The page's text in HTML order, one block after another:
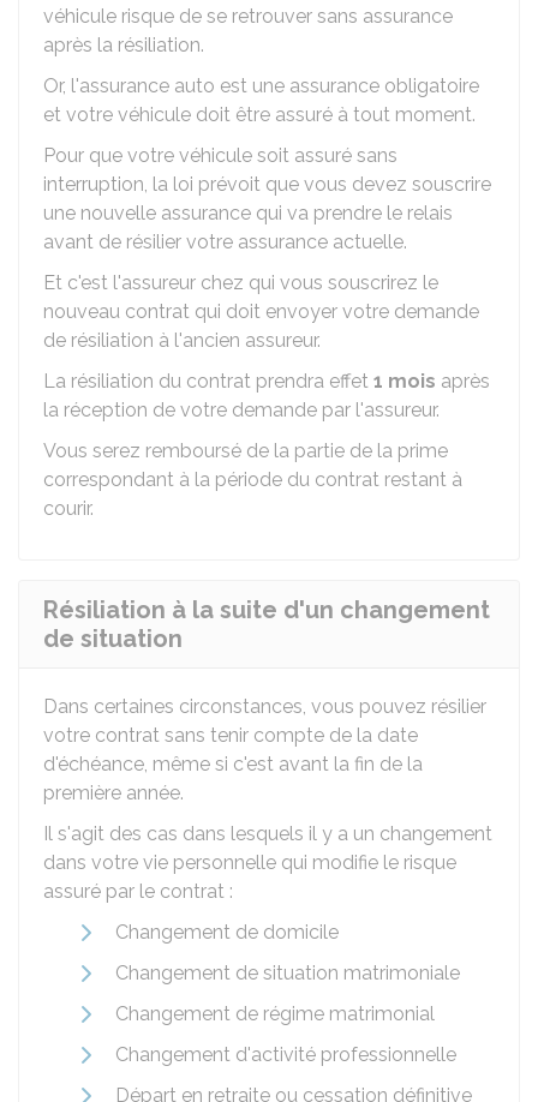
véhicule risque de se retrouver sans assurance
après la résiliation.
Or, l'assurance auto est une assurance obligatoire
et votre véhicule doit être assuré à tout moment.
Pour que votre véhicule soit assuré sans
interruption, la loi prévoit que vous devez souscrire
une nouvelle assurance qui va prendre le relais
avant de résilier votre assurance actuelle.
Et c'est l'assureur chez qui vous souscrirez le
nouveau contrat qui doit envoyer votre demande
de résiliation à l'ancien assureur.
La résiliation du contrat prendra effet 1 mois après
la réception de votre demande par l'assureur.
Vous serez remboursé de la partie de la prime
correspondant à la période du contrat restant à
courir.
Résiliation à la suite d'un changement
de situation
Dans certaines circonstances, vous pouvez résilier
votre contrat sans tenir compte de la date
d'échéance, même si c'est avant la fin de la
première année.
Il s'agit des cas dans lesquels il y a un changement
dans votre vie personnelle qui modifie le risque
assuré par le contrat :
Changement de domicile
Changement de situation matrimoniale
Changement de régime matrimonial
Changement d'activité professionnelle
Départ en retraite ou cessation définitive